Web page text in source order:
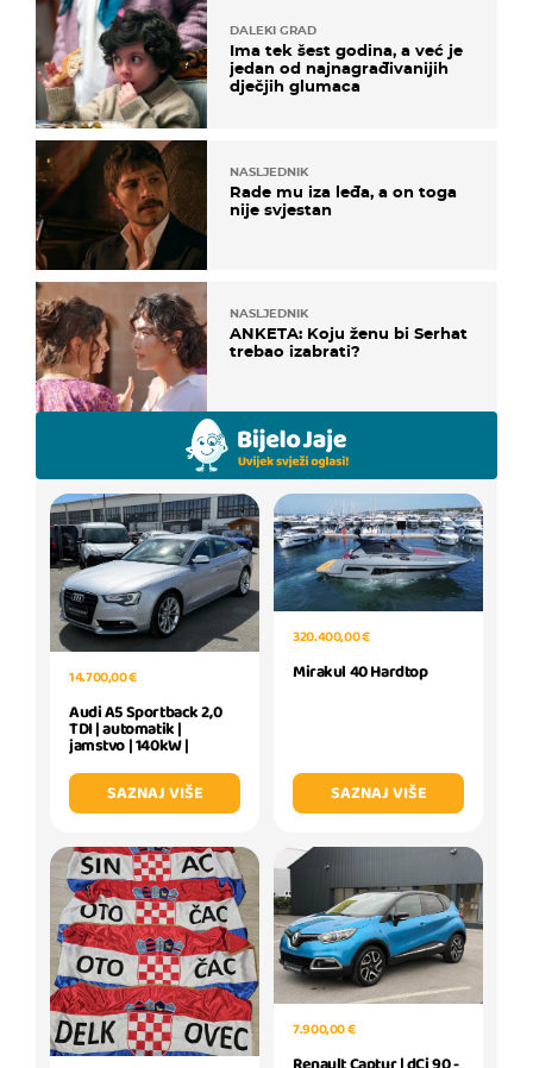
DALEKI GRAD
Ima tek šest godina, a već je
jedan od najnagrađivanijih
dječjih glumaca
NASLJEDNIK
Rade mu iza leđa, a on toga
nije svjestan
NASLJEDNIK
ANKETA: Koju ženu bi Serhat
trebao izabrati?
14.700,00 €
Audi A5 Sportback 2,0
TDI | automatik |
jamstvo | 140kW |
SAZNAJ VIŠE
320.400,00 €
Mirakul 40 Hardtop
SAZNAJ VIŠE
7.900,00 €